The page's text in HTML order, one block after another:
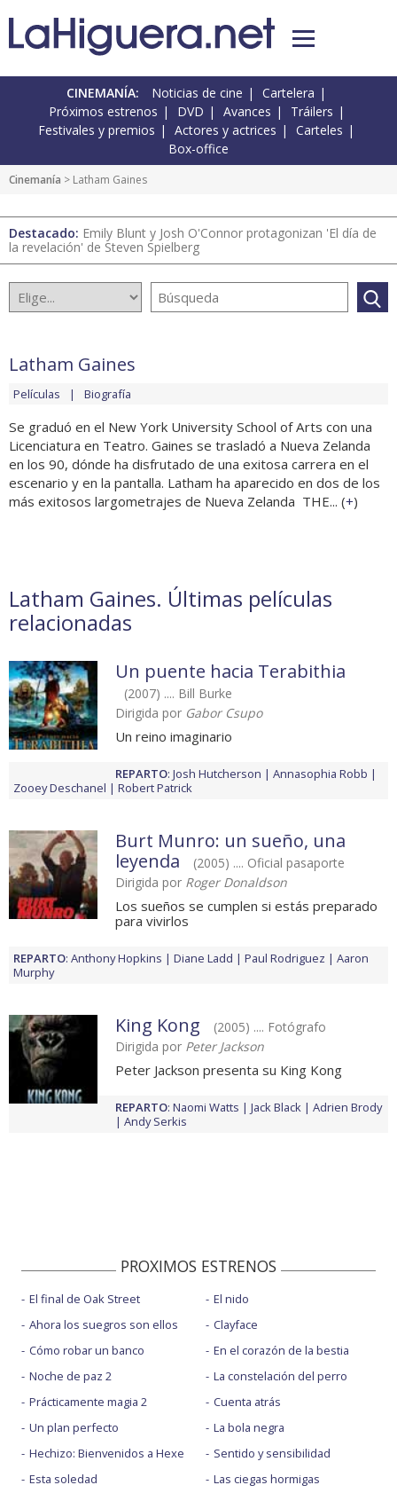
CINEMANÍA: Noticias de cine
Cartelera
Próximos estrenos
DVD Avances
Tráilers
Festivales y premios
Actores y actrices
Carteles
Box-office
Cinemanía > Latham Gaines
Destacado: Emily Blunt y Josh O'Connor protagonizan 'El día de
la revelación' de Steven Spielberg
Latham Gaines
Películas Biografía
Se graduó en el New York University School of Arts con una
Licenciatura en Teatro. Gaines se trasladó a Nueva Zelanda
en los 90, dónde ha disfrutado de una exitosa carrera en el
escenario y en la pantalla. Latham ha aparecido en dos de los
más exitosos largometrajes de Nueva Zelanda  THE... (+)
Latham Gaines. Últimas películas
relacionadas
Un puente hacia Terabithia
(2007) .... Bill Burke
Dirigida por Gabor Csupo
Un reino imaginario
REPARTO: Josh Hutcherson
Annasophia Robb
Zooey Deschanel
Robert Patrick
Burt Munro: un sueño, una
leyenda
(2005) .... Oficial pasaporte
Dirigida por Roger Donaldson
Los sueños se cumplen si estás preparado
para vivirlos
REPARTO: Anthony Hopkins Diane Ladd Paul Rodriguez
Aaron
Murphy
King Kong
(2005) .... Fotógrafo
Dirigida por Peter Jackson
Peter Jackson presenta su King Kong
REPARTO: Naomi Watts Jack Black
Adrien Brody
Andy Serkis
PROXIMOS ESTRENOS
El final de Oak Street
Ahora los suegros son ellos
Cómo robar un banco
Noche de paz 2
Prácticamente magia 2
Un plan perfecto
Hechizo: Bienvenidos a Hexe
Esta soledad
El nido
Clayface
En el corazón de la bestia
La constelación del perro
Cuenta atrás
La bola negra
Sentido y sensibilidad
Las ciegas hormigas